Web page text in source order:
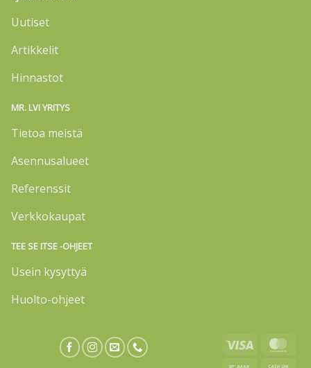
Uutiset
Artikkelit
Hinnastot
MR. LVI YRITYS
Tietoa meistä
Asennusalueet
Referenssit
Verkkokaupat
TEE SE ITSE -OHJEET
Usein kysyttyä
Huolto-ohjeet
Visa